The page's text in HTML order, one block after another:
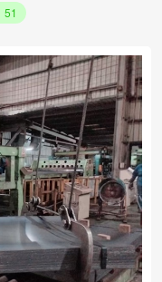
51